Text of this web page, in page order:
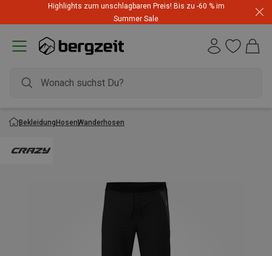
Highlights zum unschlagbaren Preis! Bis zu -60 % im
Summer Sale
BekleidungHosenWanderhosen